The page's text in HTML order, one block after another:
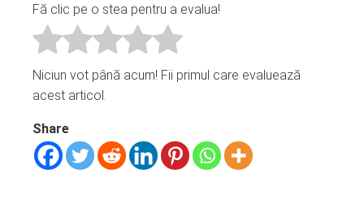
Fă clic pe o stea pentru a evalua!
Niciun vot până acum! Fii primul care evaluează
acest articol.
Share